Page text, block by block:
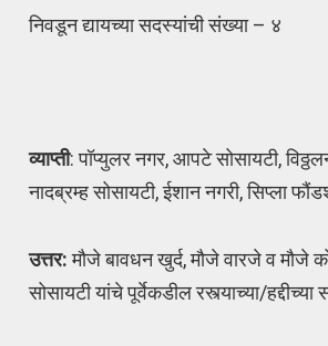
निवडून द्यायच्या सदस्यांची संख्या – ४
व्याप्ती: पॉप्युलर नगर, आपटे सोसायटी,
नादब्रम्ह सोसायटी, ईशान नगरी, सिप्ला
उत्तर:मौजे बावधन खुर्द, मौजे वारजे व मौजे
सोसायटी यांचे पूर्वेकडील रस्त्याच्या/